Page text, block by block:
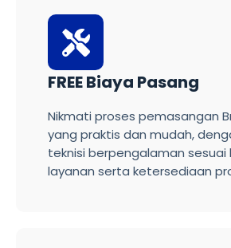
FREE Biaya Pasang
Nikmati proses pemasangan
yang praktis dan mudah,
teknisi berpengalaman
layanan serta ketersediaan